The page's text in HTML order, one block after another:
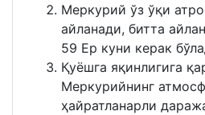
Меркурий ўз ўқи
айланади, битта
59 Ер куни керак
Қуёшга яқинлигига
Меркурийнинг
ҳайратланарли